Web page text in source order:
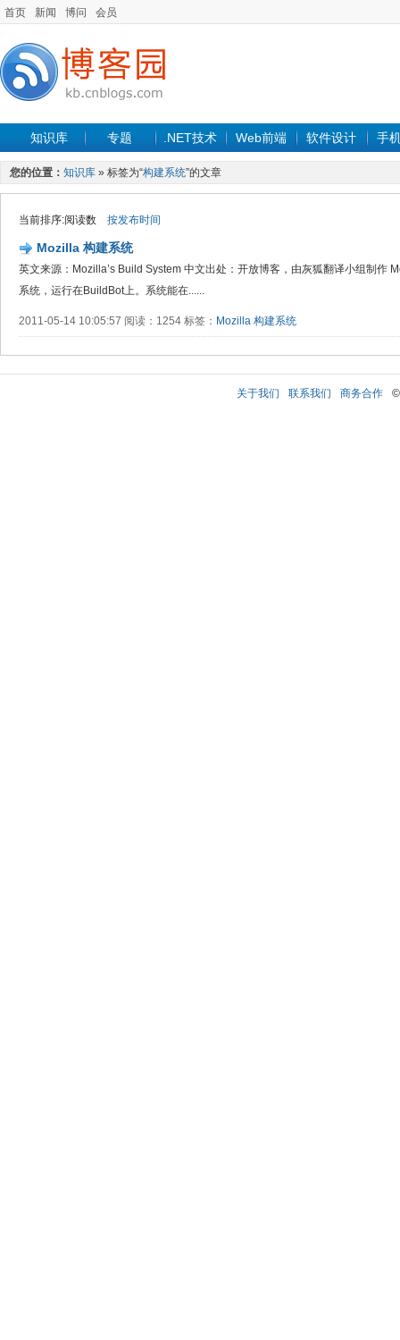
首页 新闻 博问 会员
知识库 专题 .NET技术 Web前端 软件设计 手
您的位置： 知识库 » 标签为“构建系统”的文章
当前排序:阅读数 按发布时间
Mozilla 构建系统
英文来源：Mozilla’s Build System 中文出处：开放博客，由灰狐翻译小组制作
系统，运行在BuildBot上。系统能在......
2011-05-14 10:05:57 阅读：1254 标签： Mozilla 构建系统
关于我们 联系我们 商务合作